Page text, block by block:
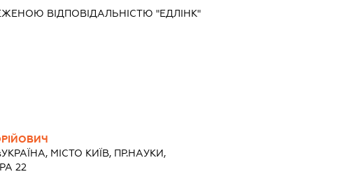
ВІДПОВІДАЛЬНІСТЮ "ЕДЛІНК"
УКРАЇНА, МІСТО КИЇВ, ПР.НАУКИ,
22